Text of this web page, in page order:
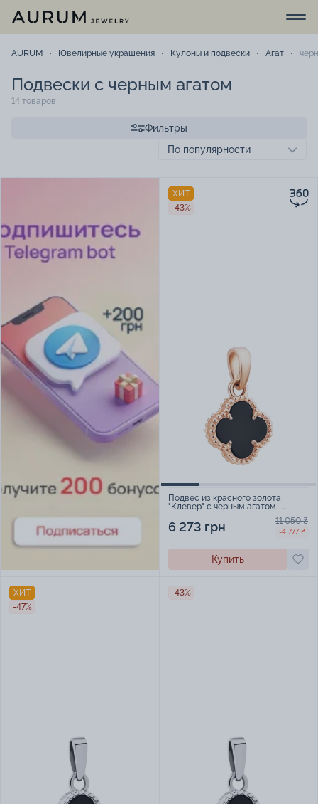
AURUM Ювелирные украшения Кулоны и подвески Агат
Подвески с черным агатом
14 товаров
Фильтры
ХИТ
-43%
Подвес из красного золота
"Клевер" с черным агатом -
6 273 грн 11 050 ₴
-4 777 ₴
Купить
ХИТ
-47%
-43%